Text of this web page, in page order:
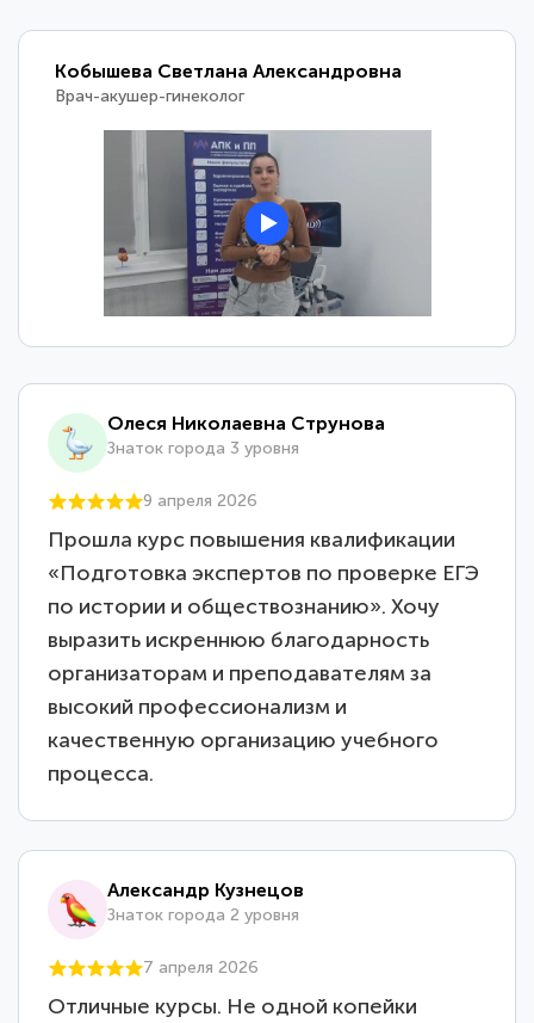
Кобышева Светлана Александровна
Врач-акушер-гинеколог
Олеся Николаевна Струнова
Знаток города 3 уровня
9 апреля 2026
Прошла курс повышения квалификации
«Подготовка экспертов по проверке ЕГЭ
по истории и обществознанию». Хочу
выразить искреннюю благодарность
организаторам и преподавателям за
высокий профессионализм и
качественную организацию учебного
процесса.
Александр Кузнецов
Знаток города 2 уровня
7 апреля 2026
Отличные курсы. Не одной копейки